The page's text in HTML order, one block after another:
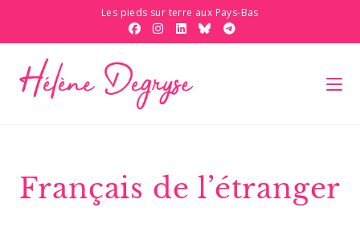
Les pieds sur terre aux Pays-Bas
Français de l’étranger